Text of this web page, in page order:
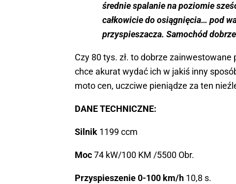
średnie spalanie na poziomie
całkowicie do osiągnięcia… pod
przyspieszacza. Samochód
Czy 80 tys. zł. to dobrze
chce akurat wydać ich w jakiś inny
moto cen, uczciwe pieniądze za ten
DANE TECHNICZNE:
Silnik 1199 ccm
Moc74 kW/100 KM /5500 Obr.
Przyspieszenie 0-100 km/h 10,8 s.